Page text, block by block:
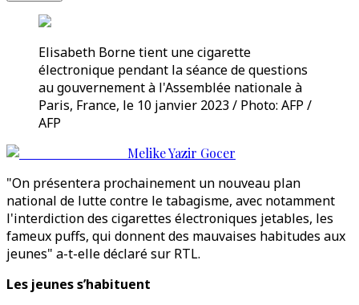
Elisabeth Borne tient une cigarette
électronique pendant la séance de questions
au gouvernement à l'Assemblée nationale à
Paris, France, le 10 janvier 2023 / Photo: AFP /
AFP
Melike Yazir Gocer
"On présentera prochainement un nouveau plan
national de lutte contre le tabagisme, avec notamment
l'interdiction des cigarettes électroniques jetables, les
fameux puffs, qui donnent des mauvaises habitudes aux
jeunes" a-t-elle déclaré sur RTL.
Les jeunes s’habituent